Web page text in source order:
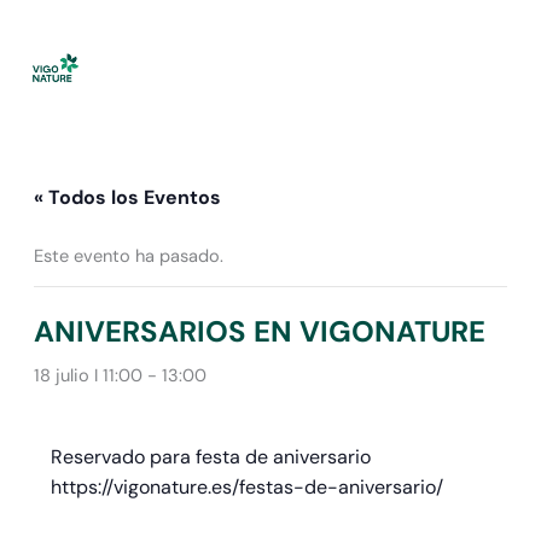
contenido
« Todos los Eventos
Este evento ha pasado.
ANIVERSARIOS EN VIGONATURE
18 julio I 11:00- 13:00
Reservado para festa de aniversario
https://vigonature.es/festas-de-aniversario/